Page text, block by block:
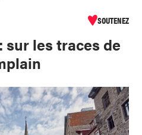
SOUTENEZ
sur les traces de